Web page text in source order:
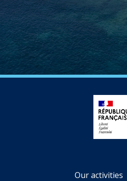
Our activities